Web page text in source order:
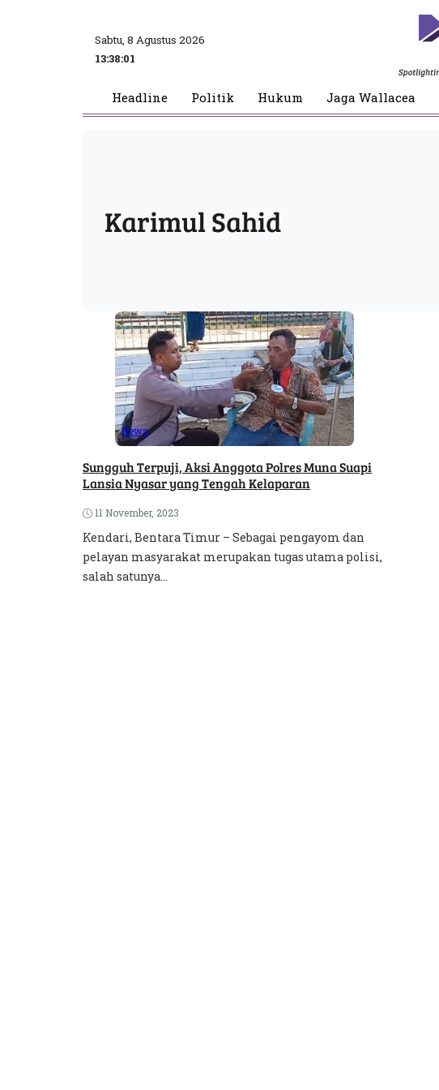
Sabtu, 8 Agustus 2026
13:38:01
Headline Politik Hukum Jaga Wallacea
Karimul Sahid
News
Sungguh Terpuji, Aksi Anggota Polres Muna Suapi
Lansia Nyasar yang Tengah Kelaparan
11 November, 2023
Kendari, Bentara Timur – Sebagai pengayom dan
pelayan masyarakat merupakan tugas utama polisi,
salah satunya...